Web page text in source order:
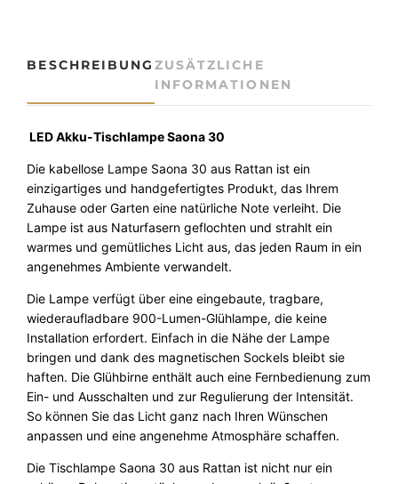
s
h
l
e
u
c
h
t
S
a
o
n
a
I
BESCHREIBUNG ZUSÄTZLICHE
INFORMATIONEN
LED Akku-Tischlampe Saona 30
Die kabellose Lampe Saona 30 aus Rattan ist ein
einzigartiges und handgefertigtes Produkt, das Ihrem
Zuhause oder Garten eine natürliche Note verleiht. Die
Lampe ist aus Naturfasern geflochten und strahlt ein
warmes und gemütliches Licht aus, das jeden Raum in ein
angenehmes Ambiente verwandelt.
Die Lampe verfügt über eine eingebaute, tragbare,
wiederaufladbare 900-Lumen-Glühlampe, die keine
Installation erfordert. Einfach in die Nähe der Lampe
bringen und dank des magnetischen Sockels bleibt sie
haften. Die Glühbirne enthält auch eine Fernbedienung zum
Ein- und Ausschalten und zur Regulierung der Intensität.
So können Sie das Licht ganz nach Ihren Wünschen
anpassen und eine angenehme Atmosphäre schaffen.
Die Tischlampe Saona 30 aus Rattan ist nicht nur ein